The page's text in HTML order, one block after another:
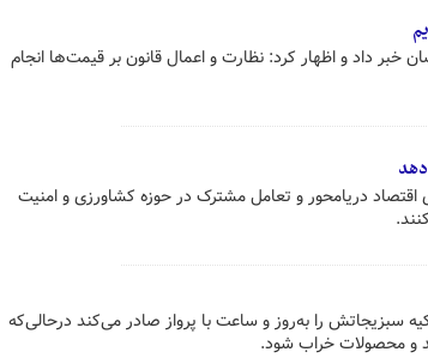
خبر داد و اظهار کرد: نظارت و اعمال قانون بر قیمت‌ها انجام
دریامحور و تعامل مشترک در حوزه کشاورزی و امنیت
سبزیجاتش را به‌روز و ساعت با پرواز صادر می‌کند درحالی‌که
و محصولات خراب شود.